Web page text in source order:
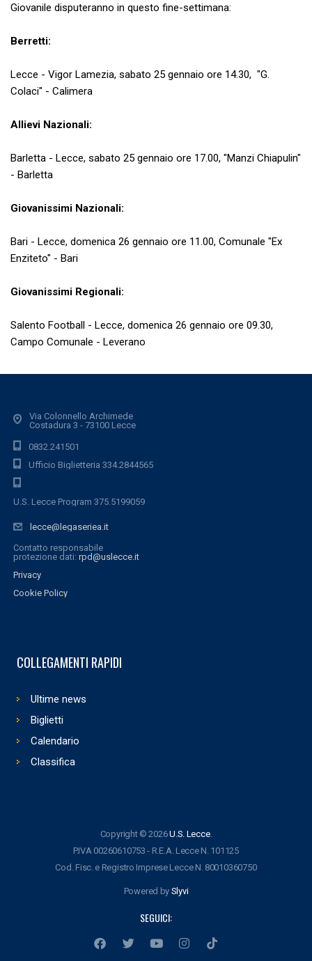
Giovanile disputeranno in questo fine-settimana:
Berretti:
Lecce - Vigor Lamezia, sabato 25 gennaio ore 14.30, "G.
Colaci" - Calimera
Allievi Nazionali:
Barletta - Lecce, sabato 25 gennaio ore 17.00, "Manzi Chiapulin"
- Barletta
Giovanissimi Nazionali:
Bari - Lecce, domenica 26 gennaio ore 11.00, Comunale "Ex
Enziteto" - Bari
Giovanissimi Regionali:
Salento Football - Lecce, domenica 26 gennaio ore 09.30,
Campo Comunale - Leverano
Via Colonnello Archimede
Costadura 3 - 73100 Lecce
0832.241501
Ufficio Biglietteria 334.2844565
U.S. Lecce Program 375.5199059
lecce@legaseriea.it
Contatto responsabile
protezione dati: rpd@uslecce.it
Privacy
Cookie Policy
COLLEGAMENTI RAPIDI
Ultime news
Biglietti
Calendario
Classifica
Copyright © 2026U.S. Lecce.
P.IVA 00260610753 - R.E.A. Lecce N. 101125
Cod. Fisc. e Registro Imprese Lecce N. 80010360750
Powered by Slyvi
SEGUICI: